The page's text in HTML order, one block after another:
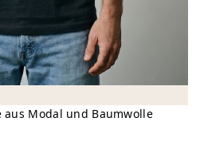
aus Modal und Baumwolle